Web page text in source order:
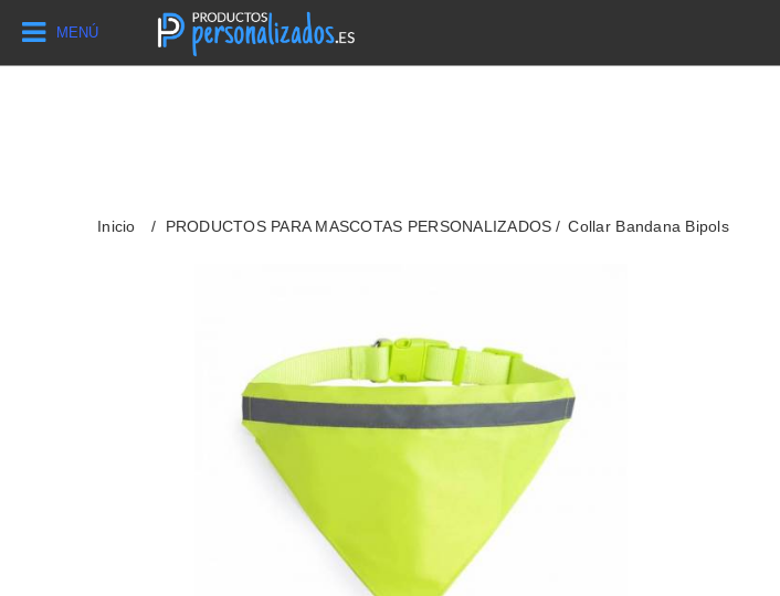
MENÚ
Inicio PRODUCTOS PARA MASCOTAS PERSONALIZADOS Collar Bandana Bipols